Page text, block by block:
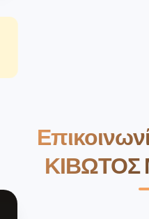
ΚΙΒΩΤΟΣ